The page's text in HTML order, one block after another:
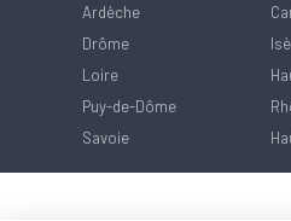
Ardèche
Drôme
Loire
Puy-de-Dôme
Savoie